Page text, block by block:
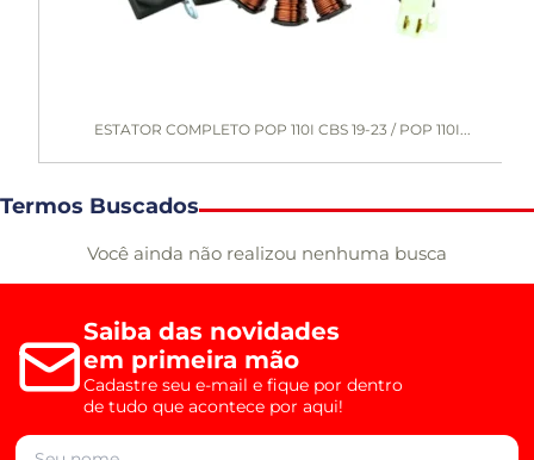
ESTATOR COMPLETO POP 110I CBS 19-23 / POP 110I...
Termos Buscados
Você ainda não realizou nenhuma busca
Saiba das novidades
em primeira mão
Cadastre seu e-mail e fique por dentro
de tudo que acontece por aqui!